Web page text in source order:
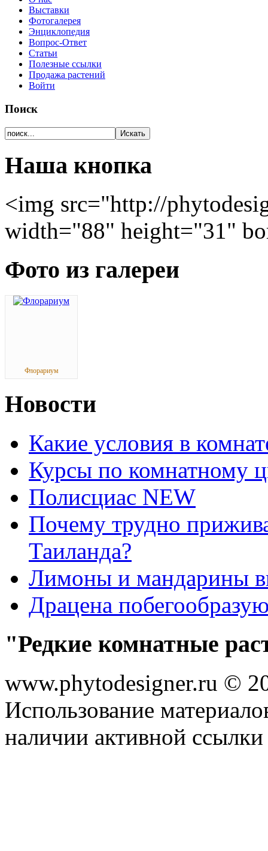
Выставки
Фотогалерея
Энциклопедия
Вопрос-Ответ
Статьи
Полезные ссылки
Продажа растений
Войти
Поиск
Наша кнопка
<img src="http://
width="88" height="31"
Фото из галереи
Флорариум
Новости
Какие условия в
Курсы по комнатному
Полисциас NEW
Почему трудно
Таиланда?
Лимоны и мандарины
Драцена
"Редкие комнатные
www.phytodesigner.ru ©
Использование
наличии активной